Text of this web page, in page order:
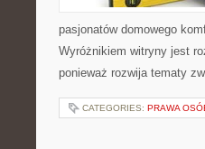
pasjonatów domowego
Wyróżnikiem witryny jest
ponieważ rozwija tematy
CATEGORIES: PRAWA